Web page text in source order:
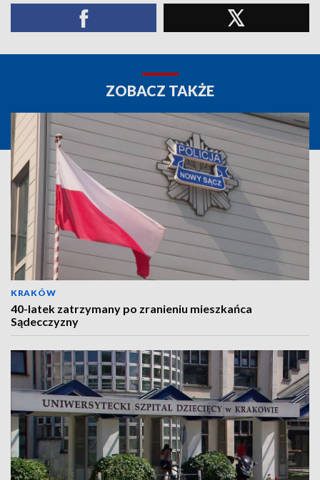
ZOBACZ TAKŻE
KRAKÓW
40-latek zatrzymany po zranieniu mieszkańca
Sądecczyzny